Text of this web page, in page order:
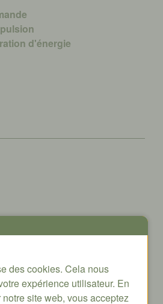
d'énergie
des cookies. Cela nous
expérience utilisateur. En
site web, vous acceptez